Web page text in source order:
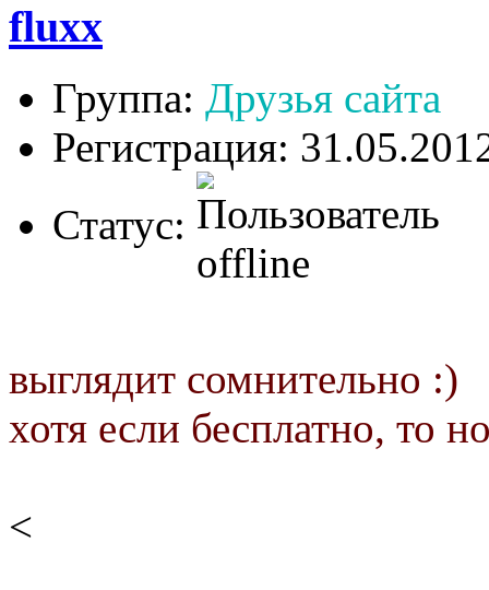
fluxx
Группа: Друзья сайта
Регистрация:
Статус:
выглядит сомнительно :)
хотя если бесплатно, то
<